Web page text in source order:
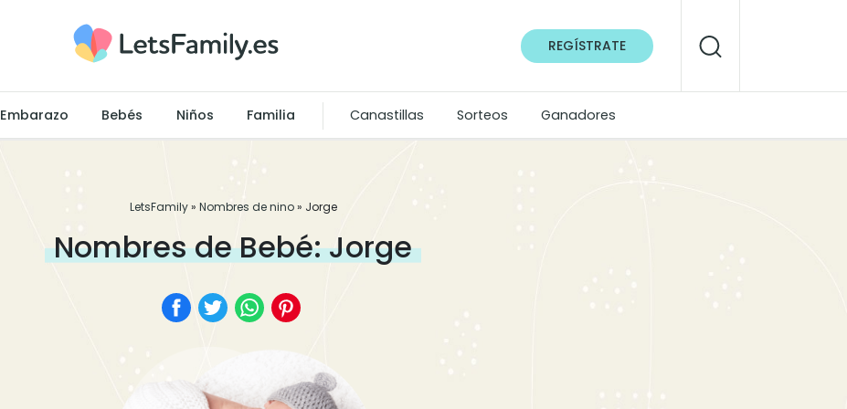
REGÍSTRATE
Embarazo Bebés Niños Familia Canastillas Sorteos Ganadores
LetsFamily» Nombres de nino» Jorge
Nombres de Bebé: Jorge